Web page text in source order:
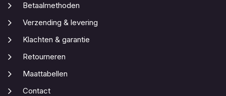
Betaalmethoden
Verzending & levering
Klachten & garantie
Retourneren
Maattabellen
Contact